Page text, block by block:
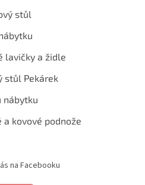
stůl
lavičky a židle
stůl Pekárek
nábytku
kovové podnože
na Facebooku